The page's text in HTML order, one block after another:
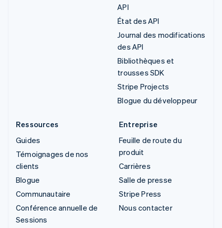
API
État des API
Journal des modifications
des API
Bibliothèques et
trousses SDK
Stripe Projects
Blogue du développeur
Ressources
Guides
Témoignages de nos
clients
Blogue
Communautaire
Conférence annuelle de
Sessions
Entreprise
Feuille de route du
produit
Carrières
Salle de presse
Stripe Press
Nous contacter